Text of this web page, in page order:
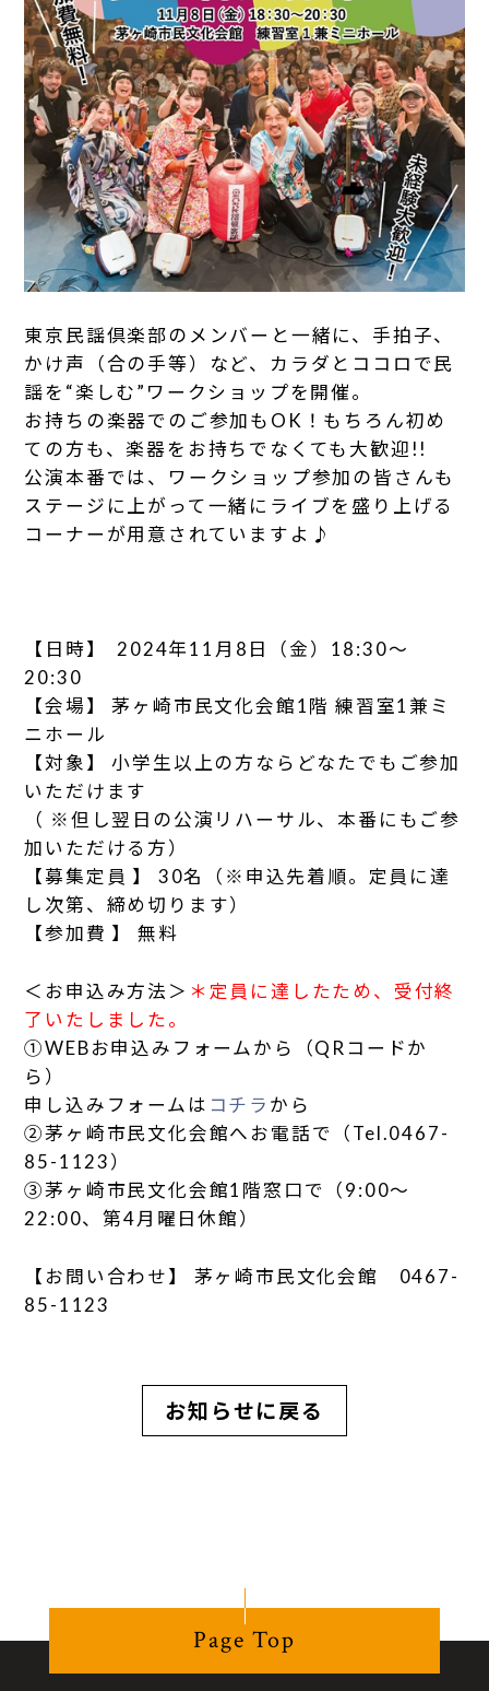
東京民謡倶楽部のメンバーと一緒に、手拍子、
かけ声（合の手等）など、カラダとココロで民
謡を“楽しむ”ワークショップを開催。
お持ちの楽器でのご参加もOK！もちろん初め
ての方も、楽器をお持ちでなくても大歓迎!!
公演本番では、ワークショップ参加の皆さんも
ステージに上がって一緒にライブを盛り上げる
コーナーが用意されていますよ♪
【日時】 2024年11月8日（金）18:30～
20:30
【会場】 茅ヶ崎市民文化会館1階 練習室1兼ミ
ニホール
【対象】 小学生以上の方ならどなたでもご参加
いただけます
（ ※但し翌日の公演リハーサル、本番にもご参
加いただける方）
【募集定員 】 30名（※申込先着順。定員に達
し次第、締め切ります）
【参加費 】 無料
＜お申込み方法＞ ＊定員に達したため、受付終
了いたしました。
①WEBお申込みフォームから（QRコードか
ら）
申し込みフォームは コチラ から
②茅ヶ崎市民文化会館へお電話で（Tel.0467-
85-1123）
③茅ヶ崎市民文化会館1階窓口で（9:00～
22:00、第4月曜日休館）
【お問い合わせ】 茅ヶ崎市民文化会館 0467-
85-1123
お知らせに戻る
Page Top